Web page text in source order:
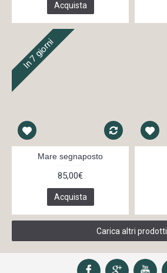
Acquista
In 7 giorni
Mare segnaposto
85,00€
Acquista
Carica altri prodotti